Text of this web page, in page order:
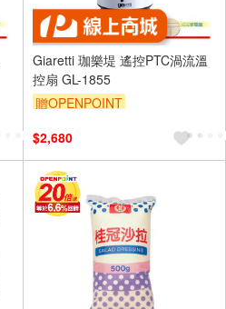
Giaretti 珈樂堤 遙控PTC渦流溫
控扇 GL-1855
贈OPENPOINT
$2,680